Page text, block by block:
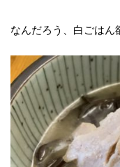
なんだろう、白ごはん